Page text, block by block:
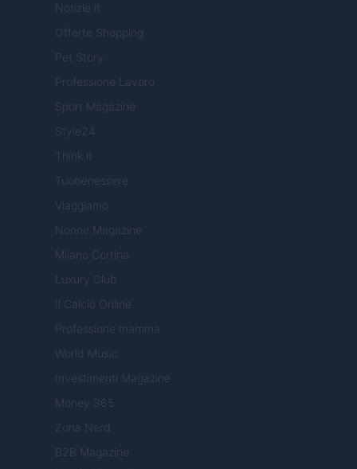
Notizie.it
Offerte Shopping
Pet Story
Professione Lavoro
Sport Magazine
Style24
Think.it
Tuobenessere
Viaggiamo
Nonne Magazine
Milano Cortina
Luxury Club
Il Calcio Online
Professione mamma
World Music
Investimenti Magazine
Money 365
Zona Nerd
B2B Magazine